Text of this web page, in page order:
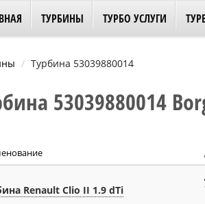
ТУРБИНЫ ТУРБО УСЛУГИ
Турбина 53039880014
53039880014
Renault Clio II 1.9 dTi